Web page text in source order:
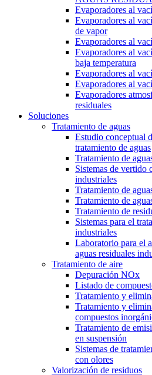
Evaporadores al
Evaporadores al
de vapor
Evaporadores al
Evaporadores al
baja temperatura
Evaporadores al
Evaporadores al
Evaporadores
residuales
Soluciones
Tratamiento de aguas
Estudio conceptual
tratamiento de aguas
Tratamiento de
Sistemas de vertido
industriales
Tratamiento de
Tratamiento de
Tratamiento de
Sistemas para el
industriales
Laboratorio para el
aguas residuales
Tratamiento de aire
Depuración NOx
Listado de
Tratamiento y
Tratamiento y
compuestos
Tratamiento de
en suspensión
Sistemas de
con olores
Valorización de residuos